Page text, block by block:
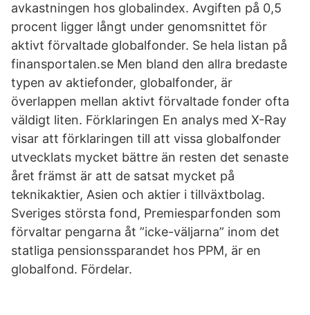
avkastningen hos globalindex. Avgiften på 0,5
procent ligger långt under genomsnittet för
aktivt förvaltade globalfonder. Se hela listan på
finansportalen.se Men bland den allra bredaste
typen av aktiefonder, globalfonder, är
överlappen mellan aktivt förvaltade fonder ofta
väldigt liten. Förklaringen En analys med X-Ray
visar att förklaringen till att vissa globalfonder
utvecklats mycket bättre än resten det senaste
året främst är att de satsat mycket på
teknikaktier, Asien och aktier i tillväxtbolag.
Sveriges största fond, Premiesparfonden som
förvaltar pengarna åt ”icke-väljarna” inom det
statliga pensionssparandet hos PPM, är en
globalfond. Fördelar.